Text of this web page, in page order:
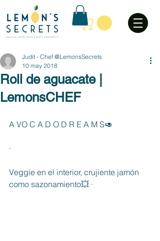
Roll de aguacate |
LemonsCHEF
Judit - Chef @LemonsSecrets
10 may 2018
A VO C A D O D R E A M S🥑
·
Veggie en el interior, crujiente jamón
como sazonamiento💥 ·